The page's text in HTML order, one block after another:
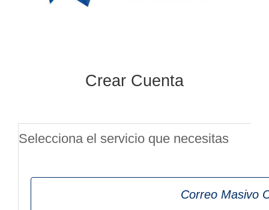
Crear Cuenta
Selecciona el servicio que necesitas
Correo Masivo